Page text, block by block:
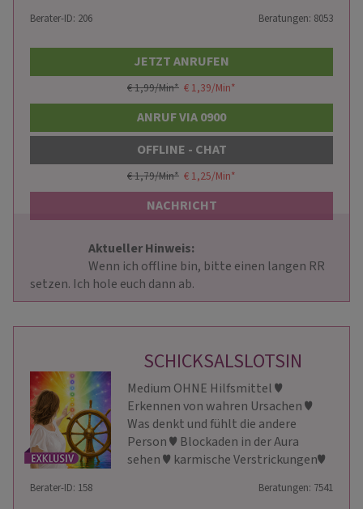
Berater-ID: 206 Beratungen: 8053
JETZT ANRUFEN
€ 1,99/Min* € 1,39/Min*
ANRUF VIA 0900
OFFLINE - CHAT
€ 1,79/Min* € 1,25/Min*
NACHRICHT
Aktueller Hinweis:
setzen. Ich hole euch dann ab.
SCHICKSALSLOTSIN
Medium OHNE Hilfsmittel ♥
Erkennen von wahren Ursachen ♥
Was denkt und fühlt die andere
Person ♥ Blockaden in der Aura
sehen ♥ karmische Verstrickungen♥
Berater-ID: 158 Beratungen: 7541